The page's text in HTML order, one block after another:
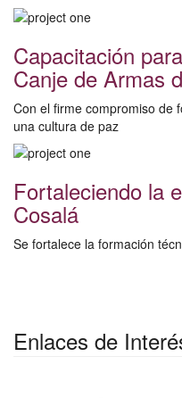
Capacitación
Canje de Armas
Con el firme compromiso de
una cultura de paz
Fortaleciendo la
Cosalá
Se fortalece la formación
Enlaces de